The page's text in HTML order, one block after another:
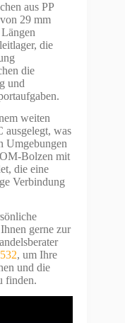
aus PP
29 mm
die
die
und
weiten
ausgelegt, was
Umgebungen
Bolzen mit
die eine
Verbindung
gerne zur
, um Ihre
und die
finden.